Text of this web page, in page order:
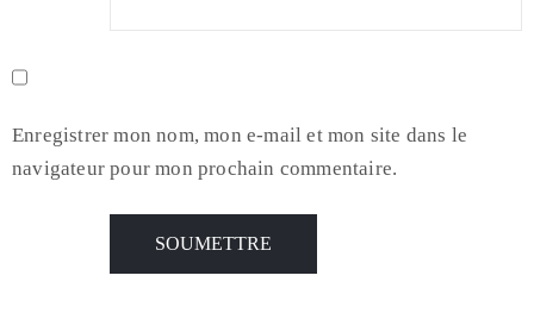
Enregistrer mon nom, mon e-mail et mon site dans le
navigateur pour mon prochain commentaire.